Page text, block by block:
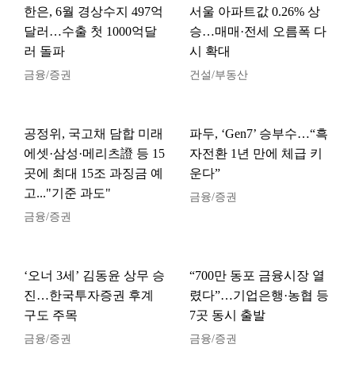
한은, 6월 경상수지 497억
달러…수출 첫 1000억달
러 돌파
금융/증권
서울 아파트값 0.26% 상
승…매매·전세 오름폭 다
시 확대
건설/부동산
공정위, 국고채 담합 미래
에셋·삼성·메리츠證 등 15
곳에 최대 15조 과징금 예
고..."기준 과도"
금융/증권
파두, ‘Gen7’ 승부수…“흑
자전환 1년 만에 체급 키
운다”
금융/증권
‘오너 3세’ 김동윤 상무 승
진…한국투자증권 후계
구도 주목
금융/증권
“700만 동포 금융시장 열
렸다”…기업은행·농협 등
7곳 동시 출발
금융/증권